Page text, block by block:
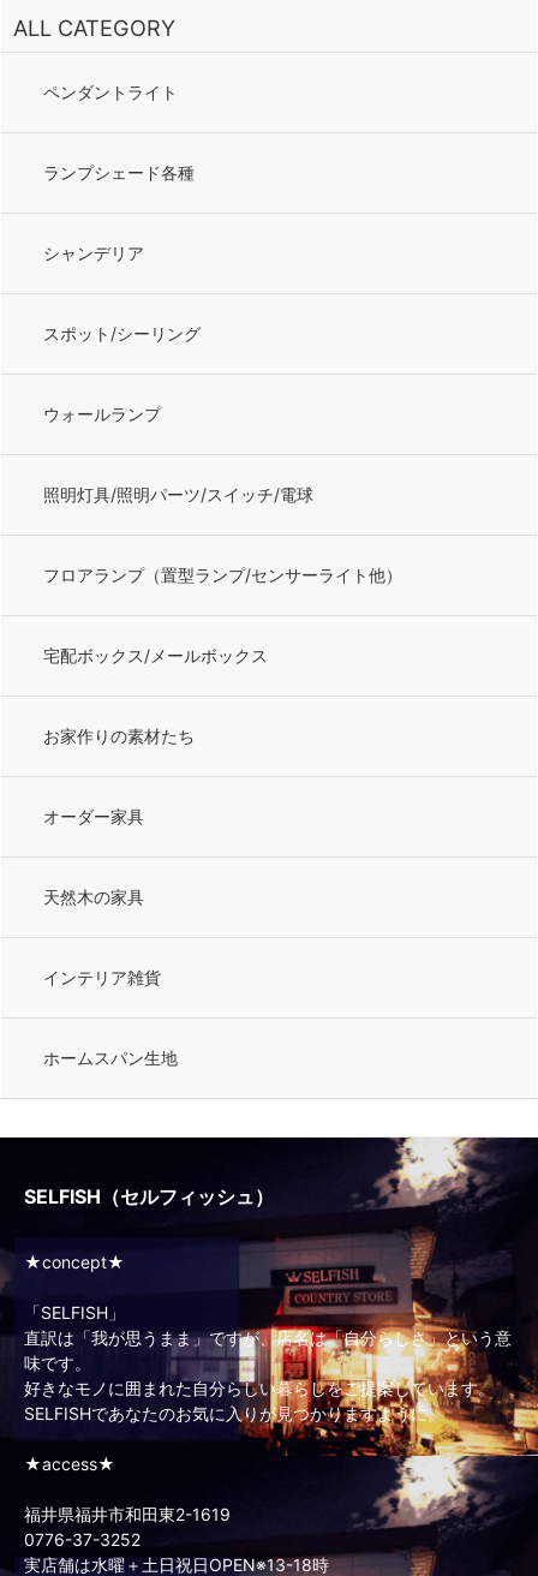
ALL CATEGORY
ペンダントライト
ランプシェード各種
シャンデリア
スポット/シーリング
ウォールランプ
照明灯具/照明パーツ/スイッチ/電球
フロアランプ（置型ランプ/センサーライト他）
宅配ボックス/メールボックス
お家作りの素材たち
オーダー家具
天然木の家具
インテリア雑貨
ホームスパン生地
SELFISH（セルフィッシュ）
★concept★
「SELFISH」
直訳は「我が思うまま」ですが、店名は「自分らしさ」という意
味です。
好きなモノに囲まれた自分らしい暮らしをご提案しています。
SELFISHであなたのお気に入りが見つかりますように。
★access★
福井県福井市和田東2-1619
0776-37-3252
実店舗は水曜＋土日祝日OPEN※13-18時